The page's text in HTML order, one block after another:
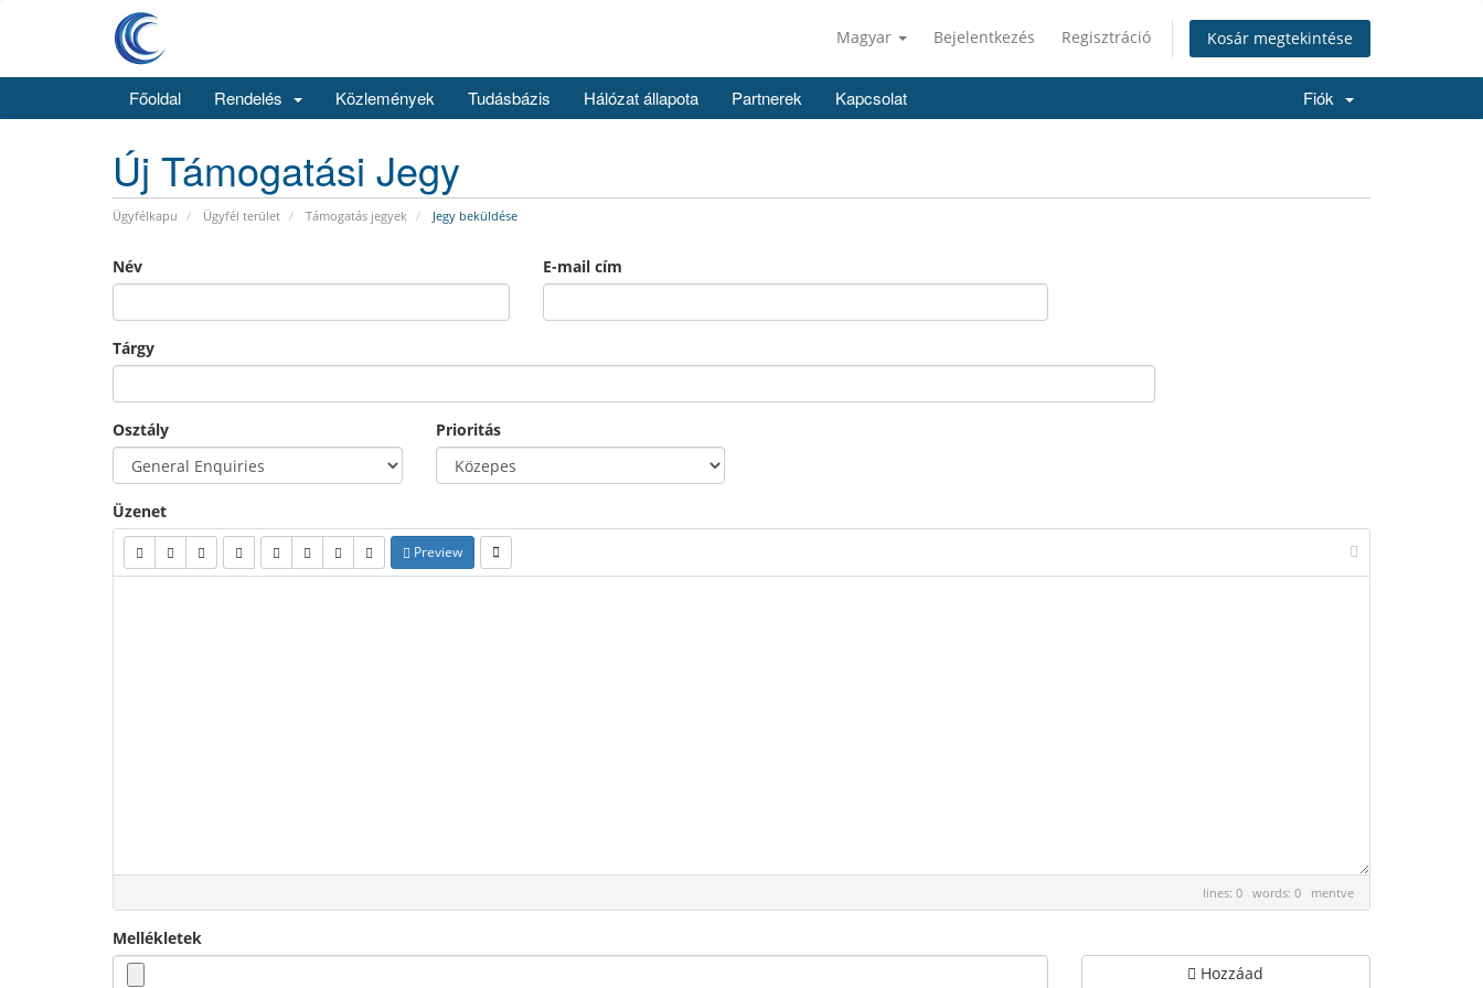
Magyar Bejelentkezés Regisztráció Kosár megtekintése
Főoldal Rendelés Közlemények Tudásbázis Hálózat állapota Partnerek Kapcsolat Fiók
Új Támogatási Jegy
Ügyfélkapu Ügyfél terület Támogatás jegyek Jegy beküldése
Név E-mail cím
Tárgy
Osztály Prioritás
Üzenet
Preview
lines: 0 words: 0 mentve
Mellékletek
Hozzáad